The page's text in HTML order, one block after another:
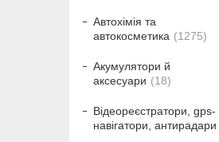
Автохімія та
автокосметика
1275
Акумулятори й
аксесуари
18
Відеореєстратори, gps-
навігатори, антирадари